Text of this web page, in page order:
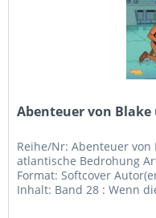
Abenteuer von
Reihe/Nr: Abenteuer
atlantische Bedrohung
Format: Softcover
Inhalt: Band 28 : Wenn